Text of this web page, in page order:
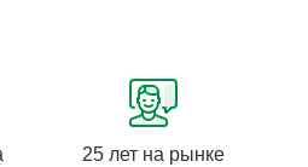
въезд, погрузка, выезд
25 лет на рынке